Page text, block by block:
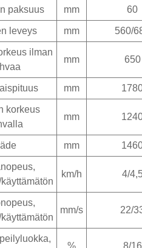
paksuus mm 60
leveys mm 560/
ilman
mm 650
mm
korkeus
mm
mm
km/h 4/
mm/s 22/
% 8/16